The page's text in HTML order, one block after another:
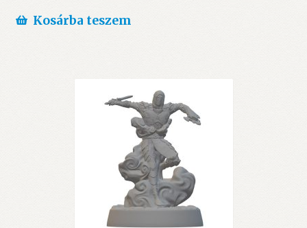
Kosárba teszem